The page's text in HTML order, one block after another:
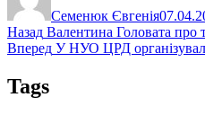
Семенюк Євгенія
Навігація
записів
Назад Попередній
запис:
Валентина Головата про
Вперед Наступний
У НУО ЦРД
Tags